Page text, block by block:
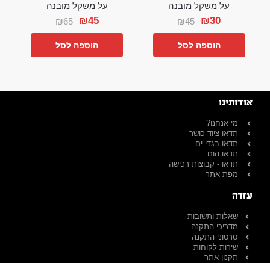
על משקל מובנה
₪45 ₪30
הוספה לסל
על משקל מובנה
₪65 ₪45
הוספה לסל
אודותינו
מי אנחנו?
תדאו ציוד כושר
תדאו בגדי ים
תדאו הום
תדאו - קבוצות רכישה
מפת אתר
עזרה
שאלות ותשובות
מדריכי התקנה
סרטוני התקנה
שירות לקוחות
תקנון אתר